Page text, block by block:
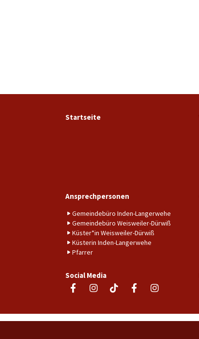
Startseite
Ansprechpersonen
Gemeindebüro Inden-Langerwehe
Gemeindebüro Weisweiler-Dürwiß
Küster*in Weisweiler-Dürwiß
Küsterin Inden-Langerwehe
Pfarrer
Social Media